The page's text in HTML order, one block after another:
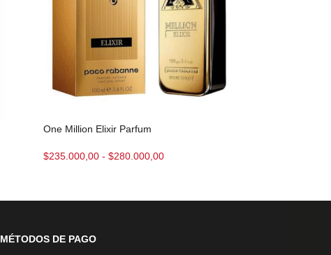
One Million Elixir Parfum
$235.000,00 - $280.000,00
MÉTODOS DE PAGO